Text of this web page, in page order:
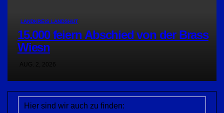
LANDKREIS LANDSHUT
15.000 feiern Abschied von der Brass
Wiesn
Hier sind wir auch zu finden: